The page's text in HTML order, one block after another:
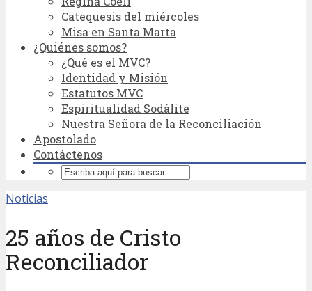
Catequesis del miércoles
Misa en Santa Marta
¿Quiénes somos?
¿Qué es el MVC?
Identidad y Misión
Estatutos MVC
Espiritualidad Sodálite
Nuestra Señora de la Reconciliación
Apostolado
Contáctenos
Noticias
25 años de Cristo
Reconciliador